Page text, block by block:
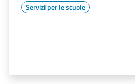
Servizi per le scuole